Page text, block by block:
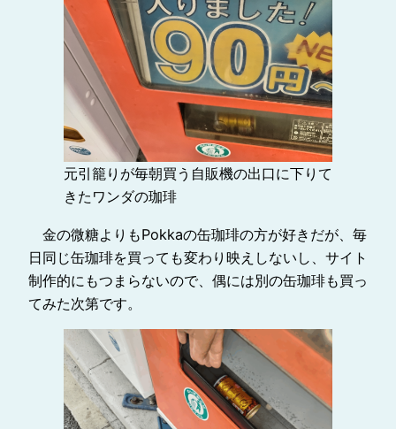
元引籠りが毎朝買う自販機の出口に下りて
きたワンダの珈琲
金の微糖よりもPokkaの缶珈琲の方が好きだが、毎
日同じ缶珈琲を買っても変わり映えしないし、サイト
制作的にもつまらないので、偶には別の缶珈琲も買っ
てみた次第です。